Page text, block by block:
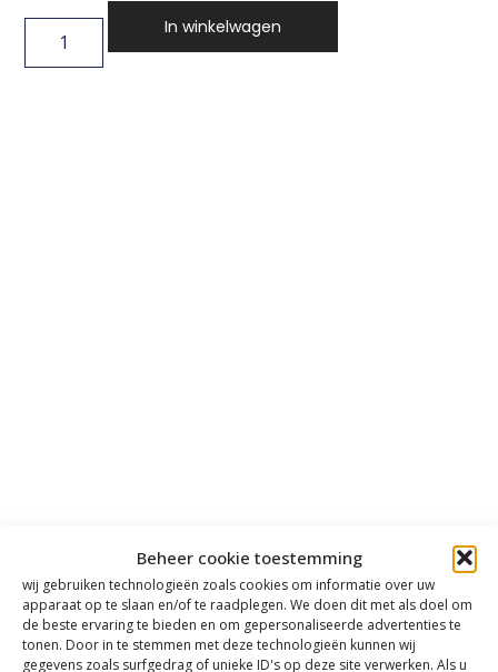
Beheer cookie toestemming
wij gebruiken technologieën zoals cookies om informatie over uw
apparaat op te slaan en/of te raadplegen. We doen dit met als doel om
de beste ervaring te bieden en om gepersonaliseerde advertenties te
tonen. Door in te stemmen met deze technologieën kunnen wij
gegevens zoals surfgedrag of unieke ID's op deze site verwerken. Als u
In winkelwagen